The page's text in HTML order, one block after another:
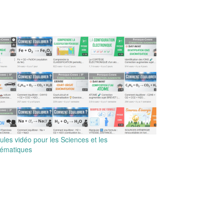
vidéo pour les Sciences et les